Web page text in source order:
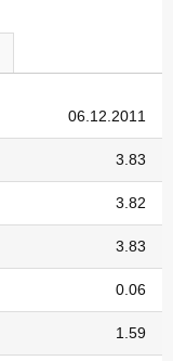
06.12.2011
3.83
3.82
3.83
0.06
1.59